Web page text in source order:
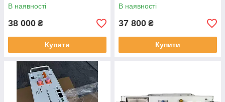
(BOS-GPRO)
В наявності
38 000 ₴
Купити
В наявності
37 800 ₴
Купити